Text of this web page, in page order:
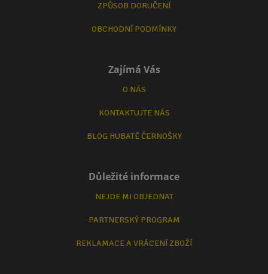
ZPŮSOB DORUČENÍ
OBCHODNÍ PODMÍNKY
Zajímá Vás
O NÁS
KONTAKTUJTE NÁS
BLOG HUBATÉ ČERNOŠKY
Důležité informace
NEJDE MI OBJEDNAT
PARTNERSKÝ PROGRAM
REKLAMACE A VRÁCENÍ ZBOŽÍ